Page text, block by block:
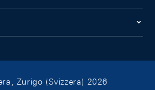
Zurigo (Svizzera) 2026